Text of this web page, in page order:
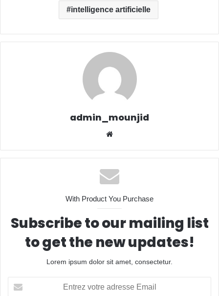
intelligence artificielle
admin_mounjid
e
With Product You Purchase
Subscribe to our mailing list
to get the new updates!
Lorem ipsum dolor sit amet, consectetur.